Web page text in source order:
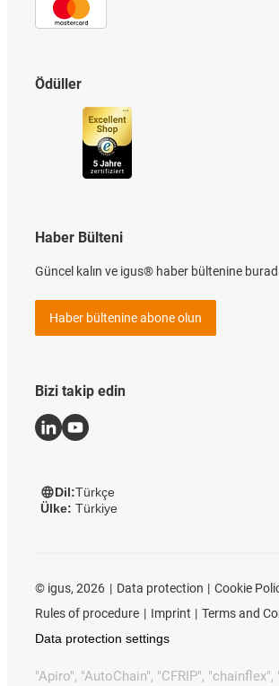
Ödüller
Haber Bülteni
Güncel kalın ve igus® haber bültenine
Haber bültenine abone olun
Bizi takip edin
Dil:Türkçe
Ülke: Türkiye
© igus, 2026 Data protection
Cookie
Rules of procedure
Imprint
Terms and
Data protection settings
"Apiro", "AutoChain", "CFRIP", "chainflex",